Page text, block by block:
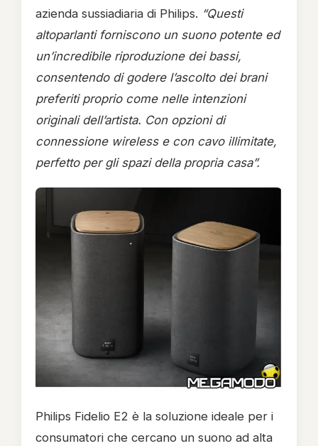
azienda sussiadiaria di Philips. “Questi
altoparlanti forniscono un suono potente ed
un’incredibile riproduzione dei bassi,
consentendo di godere l’ascolto dei brani
preferiti proprio come nelle intenzioni
originali dell’artista. Con opzioni di
connessione wireless e con cavo illimitate,
perfetto per gli spazi della propria casa”.
Philips Fidelio E2 è la soluzione ideale per i
consumatori che cercano un suono ad alta